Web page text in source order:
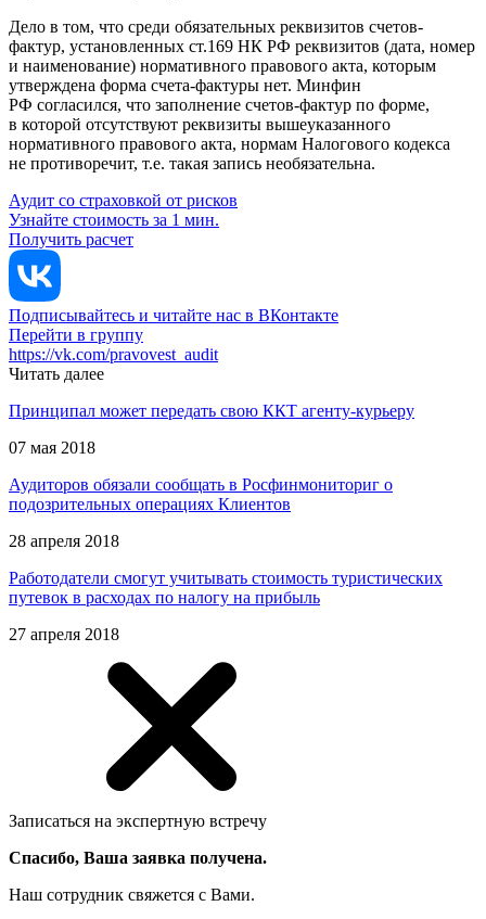
Дело в том, что среди обязательных реквизитов счетов-
фактур, установленных ст.169 НК РФ реквизитов (дата, номер
и наименование) нормативного правового акта, которым
утверждена форма счета-фактуры нет. Минфин
РФ согласился, что заполнение счетов-фактур по форме,
в которой отсутствуют реквизиты вышеуказанного
нормативного правового акта, нормам Налогового кодекса
не противоречит, т.е. такая запись необязательна.
Аудит со страховкой от рисков
Узнайте стоимость за 1 мин.
Получить расчет
Подписывайтесь и читайте нас в ВКонтакте
Перейти в группу
https://vk.com/pravovest_audit
Читать далее
Принципал может передать свою ККТ агенту-курьеру
07 мая 2018
Аудиторов обязали сообщать в Росфинмониториг о
подозрительных операциях Клиентов
28 апреля 2018
Работодатели смогут учитывать стоимость туристических
путевок в расходах по налогу на прибыль
27 апреля 2018
Записаться на экспертную встречу
Спасибо, Ваша заявка получена.
Наш сотрудник свяжется с Вами.